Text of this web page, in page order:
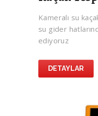
Kameralı su
su gider
ediyoruz
DETAYLAR